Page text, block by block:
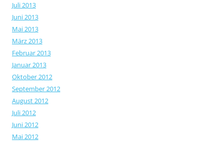
Juli 2013
Juni 2013
Mai 2013
März 2013
Februar 2013
Januar 2013
Oktober 2012
September 2012
August 2012
Juli 2012
Juni 2012
Mai 2012